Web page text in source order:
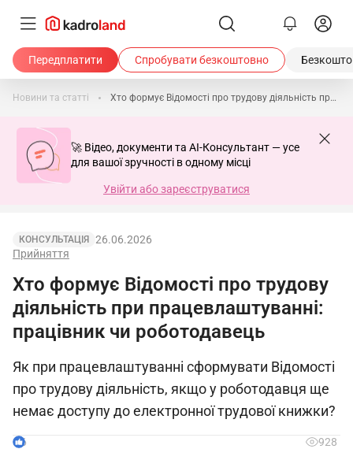
Передплатити Спробувати безкоштовно
Новини та статті Хто формує Відомості про трудову діяльність при працевлаштуванні: працівник чи роботодавець
🚀 Відео, документи та AI-Консультант — усе
для вашої зручності в одному місці
Увійти або зареєструватися
КОНСУЛЬТАЦІЯ
Прийняття
26.06.2026
Хто формує Відомості про трудову
діяльність при працевлаштуванні:
працівник чи роботодавець
Як при працевлаштуванні сформувати Відомості
про трудову діяльність, якщо у роботодавця ще
немає доступу до електронної трудової книжки?
6
928